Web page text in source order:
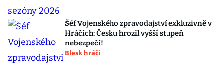
Šéf Vojenského zpravodajství exkluzivně v
Hráčích: Česku hrozil vyšší stupeň
nebezpečí!
Blesk hráči